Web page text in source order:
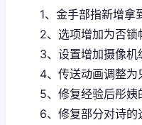
1、金手部指新增拿
2、选项增加为否锁
3、设置增加摄像
4、传送动画调整
5、修复经验后彤
6、修复部分对诗的